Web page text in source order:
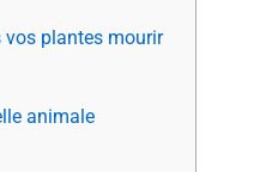
plantes mourir
animale